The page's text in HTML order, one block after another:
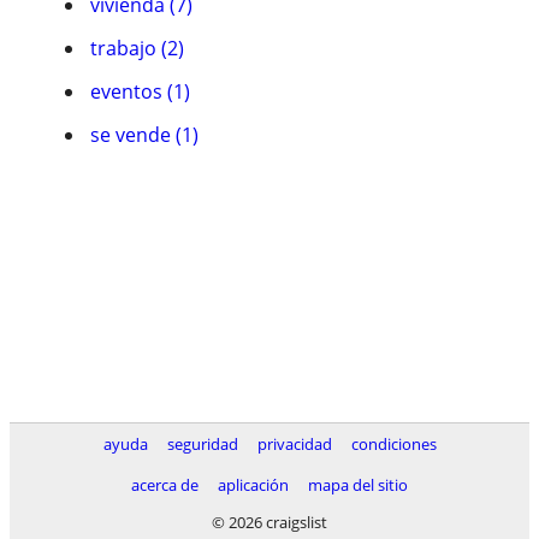
trabajo (2)
eventos (1)
se vende (1)
ayuda seguridad privacidad
condiciones
acerca de
aplicación
mapa del sitio
© 2026 craigslist